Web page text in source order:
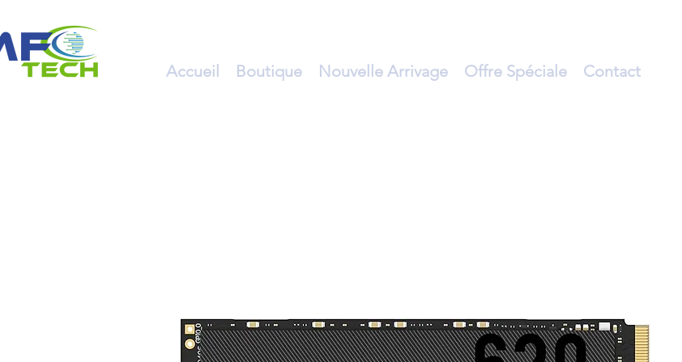
Accueil Boutique Nouvelle Arrivage Offre Spéciale Contact